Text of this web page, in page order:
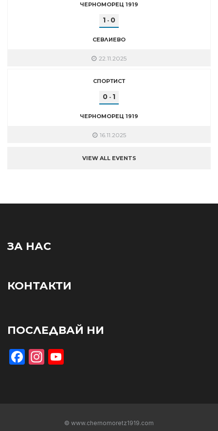
ЧЕРНОМОРЕЦ 1919
1 - 0
СЕВЛИЕВО
22.11.2025
СПОРТИСТ
0 - 1
ЧЕРНОМОРЕЦ 1919
16.11.2025
VIEW ALL EVENTS
ЗА НАС
КОНТАКТИ
ПОСЛЕДВАЙ НИ
Facebook
Instagram
© www.chernomoretz1919.com